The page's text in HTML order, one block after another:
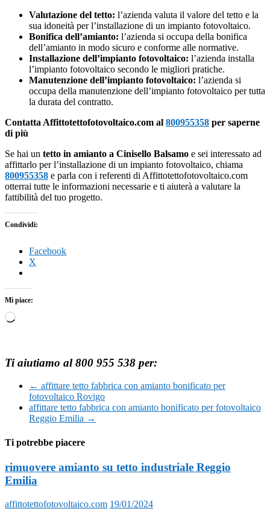
Valutazione del tetto: l’azienda valuta il valore del tetto e la
sua idoneità per l’installazione di un impianto fotovoltaico.
Bonifica dell’amianto: l’azienda si occupa della bonifica
dell’amianto in modo sicuro e conforme alle normative.
Installazione dell’impianto fotovoltaico: l’azienda installa
l’impianto fotovoltaico secondo le migliori pratiche.
Manutenzione dell’impianto fotovoltaico: l’azienda si
occupa della manutenzione dell’impianto fotovoltaico per tutta
la durata del contratto.
Contatta Affittotettofotovoltaico.com al 800955358 per saperne
di più
Se hai un tetto in amianto a Cinisello Balsamo e sei interessato ad
affittarlo per l’installazione di un impianto fotovoltaico, chiama
800955358 e parla con i referenti di Affittotettofotovoltaico.com
otterrai tutte le informazioni necessarie e ti aiuterà a valutare la
fattibilità del tuo progetto.
Condividi:
Facebook
X
Mi piace:
Caricamento
Ti aiutiamo al 800 955 538 per:
← affittare tetto fabbrica con amianto bonificato per
fotovoltaico Rovigo
affittare tetto fabbrica con amianto bonificato per fotovoltaico
Reggio Emilia →
Ti potrebbe piacere
rimuovere amianto su tetto industriale Reggio
Emilia
affittotettofotovoltaico.com 19/01/2024